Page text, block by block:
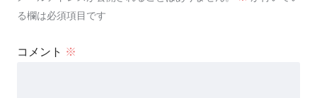
る欄は必須項目です
コメント ※